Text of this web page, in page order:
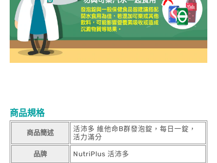
商品規格
商品簡述
活沛多 維他命B群發泡錠，每日一錠，
活力滿分
品牌 NutriPlus 活沛多